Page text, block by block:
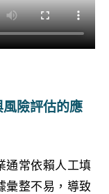
險評估的應
通常依賴人工填
彙整不易，導致